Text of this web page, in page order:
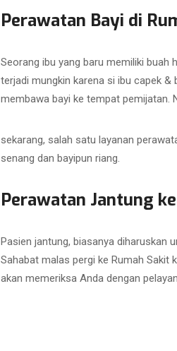
Perawatan Bayi di
Seorang ibu yang baru memiliki buah
terjadi mungkin karena si ibu capek &
membawa bayi ke tempat pemijatan.
sekarang, salah satu layanan
senang dan bayipun riang.
Perawatan Jantung
Pasien jantung, biasanya diharuskan
Sahabat malas pergi ke Rumah Sakit
akan memeriksa Anda dengan